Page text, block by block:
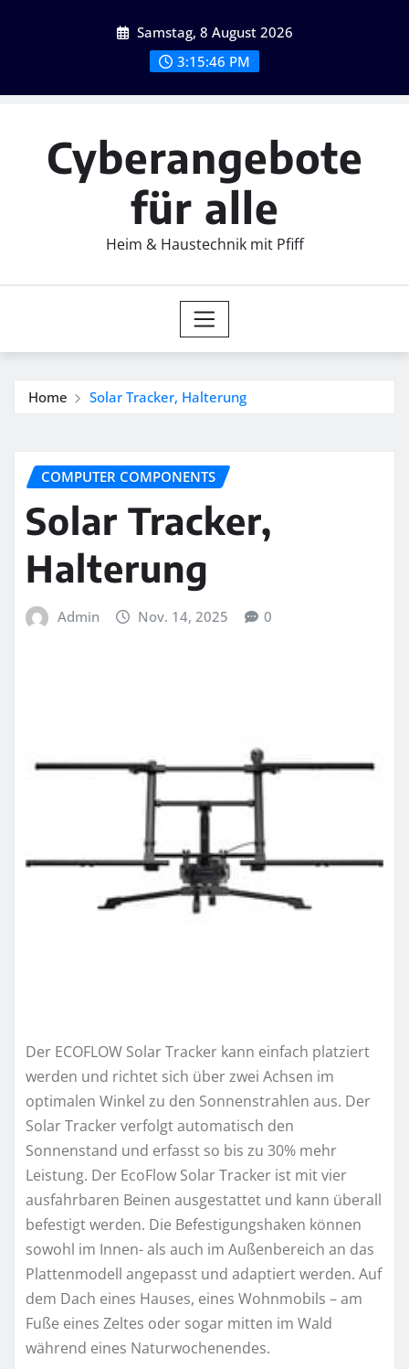
Samstag, 8 August 2026
3:15:47 PM
Cyberangebote
für alle
Heim & Haustechnik mit Pfiff
Home Solar Tracker, Halterung
COMPUTER COMPONENTS
Solar Tracker,
Halterung
Admin Nov. 14, 2025 0
Der ECOFLOW Solar Tracker kann einfach platziert
werden und richtet sich über zwei Achsen im
optimalen Winkel zu den Sonnenstrahlen aus. Der
Solar Tracker verfolgt automatisch den
Sonnenstand und erfasst so bis zu 30% mehr
Leistung. Der EcoFlow Solar Tracker ist mit vier
ausfahrbaren Beinen ausgestattet und kann überall
befestigt werden. Die Befestigungshaken können
sowohl im Innen- als auch im Außenbereich an das
Plattenmodell angepasst und adaptiert werden. Auf
dem Dach eines Hauses, eines Wohnmobils – am
Fuße eines Zeltes oder sogar mitten im Wald
während eines Naturwochenendes.